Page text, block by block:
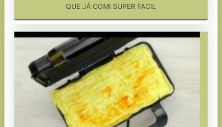
QUE JÁ COMI SUPER FACIL